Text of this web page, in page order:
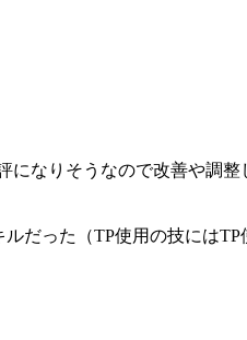
なりそうなので改善や調
だった（TP使用の技には